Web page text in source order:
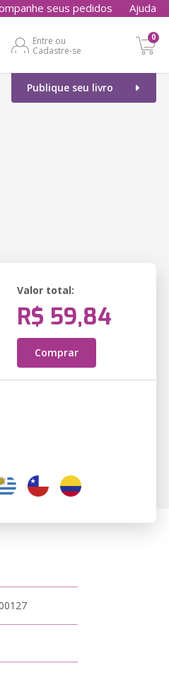
seus pedidos Ajuda
Entre ou
Cadastre-se
0
Publique seu livro
Valor total:
R$ 59,84
Comprar